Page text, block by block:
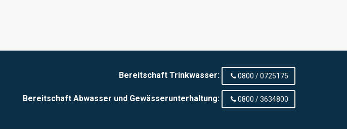
Bereitschaft Trinkwasser: 0800 / 0725175
Bereitschaft Abwasser und Gewässerunterhaltung: 0800 / 3634800